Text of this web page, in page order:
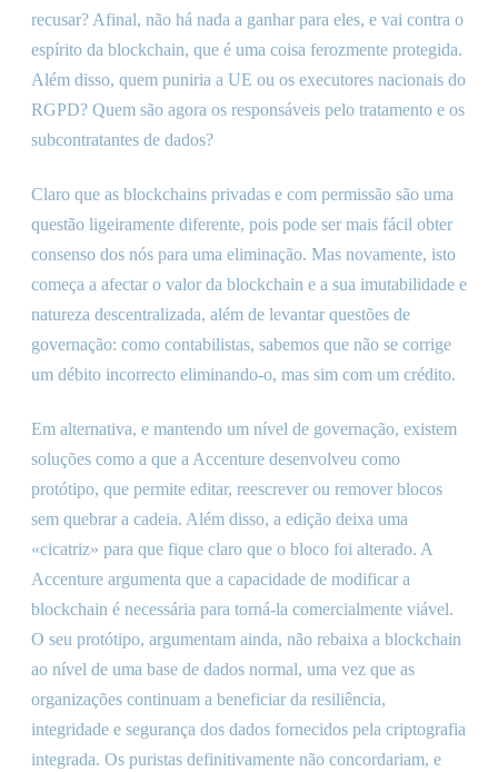
recusar? Afinal, não há nada a ganhar para eles, e vai contra o
espírito da blockchain, que é uma coisa ferozmente protegida.
Além disso, quem puniria a UE ou os executores nacionais do
RGPD? Quem são agora os responsáveis pelo tratamento e os
subcontratantes de dados?
Claro que as blockchains privadas e com permissão são uma
questão ligeiramente diferente, pois pode ser mais fácil obter
consenso dos nós para uma eliminação. Mas novamente, isto
começa a afectar o valor da blockchain e a sua imutabilidade e
natureza descentralizada, além de levantar questões de
governação: como contabilistas, sabemos que não se corrige
um débito incorrecto eliminando-o, mas sim com um crédito.
Em alternativa, e mantendo um nível de governação, existem
soluções como a que a Accenture desenvolveu como
protótipo, que permite editar, reescrever ou remover blocos
sem quebrar a cadeia. Além disso, a edição deixa uma
«cicatriz» para que fique claro que o bloco foi alterado. A
Accenture argumenta que a capacidade de modificar a
blockchain é necessária para torná-la comercialmente viável.
O seu protótipo, argumentam ainda, não rebaixa a blockchain
ao nível de uma base de dados normal, uma vez que as
organizações continuam a beneficiar da resiliência,
integridade e segurança dos dados fornecidos pela criptografia
integrada. Os puristas definitivamente não concordariam, e